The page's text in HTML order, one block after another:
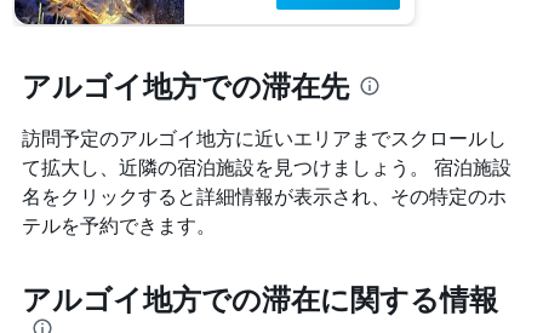
アルゴイ地方での滞在先
訪問予定のアルゴイ地方に近いエリアまでスクロールし
て拡大し、近隣の宿泊施設を見つけましょう。 宿泊施設
名をクリックすると詳細情報が表示され、その特定のホ
テルを予約できます。
アルゴイ地方での滞在に関する情報